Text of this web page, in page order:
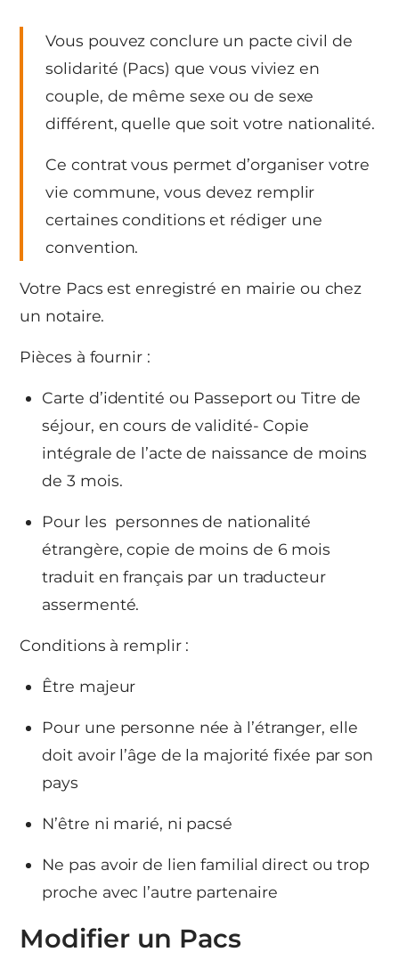
Vous pouvez conclure un pacte civil de
solidarité (Pacs) que vous viviez en
couple, de même sexe ou de sexe
différent, quelle que soit votre nationalité.
Ce contrat vous permet d’organiser votre
vie commune, vous devez remplir
certaines conditions et rédiger une
convention.
Votre Pacs est enregistré en mairie ou chez
un notaire.
Pièces à fournir :
Carte d’identité ou Passeport ou Titre de
séjour, en cours de validité- Copie
intégrale de l’acte de naissance de moins
de 3 mois.
Pour les personnes de nationalité
étrangère, copie de moins de 6 mois
traduit en français par un traducteur
assermenté.
Conditions à remplir :
Être majeur
Pour une personne née à l’étranger, elle
doit avoir l’âge de la majorité fixée par son
pays
N’être ni marié, ni pacsé
Ne pas avoir de lien familial direct ou trop
proche avec l’autre partenaire
Modifier un Pacs